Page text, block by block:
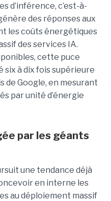
d’inférence, c’est-à-
des réponses aux
les coûts énergétiques
des services IA.
cette puce
à dix fois supérieure
de Google, en mesurant
par unité d’énergie
par les géants
une tendance déjà
en interne les
au déploiement massif